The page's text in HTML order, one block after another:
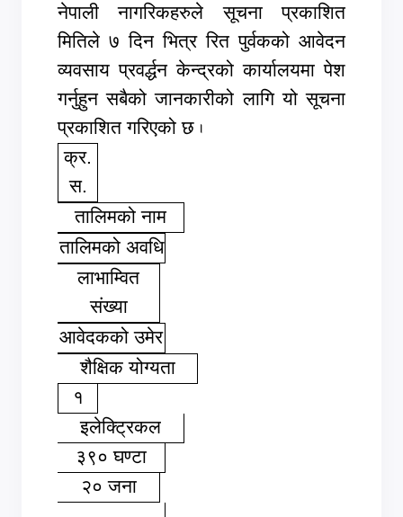
नेपाली नागरिकहरुले सूचना प्रकाशित
मितिले ७ दिन भित्र रित पुर्वकको आवेदन
व्यवसाय प्रवर्द्धन केन्द्रको कार्यालयमा पेश
गर्नुहुन सबैको जानकारीको लागि यो सूचना
प्रकाशित गरिएको छ .
क्र.
स.
तालिमको नाम
तालिमको अवधि
लाभाम्वित
संख्या
आवेदकको उमेर
शैक्षिक योग्यता
१
इलेक्ट्रिकल
३९० घण्टा
२० जना